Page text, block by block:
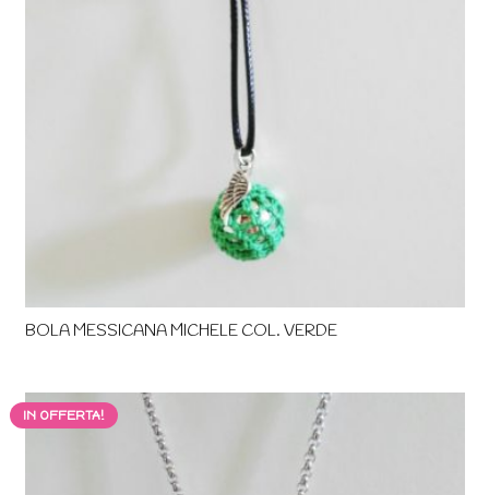
BOLA MESSICANA MICHELE COL. VERDE
IN OFFERTA!